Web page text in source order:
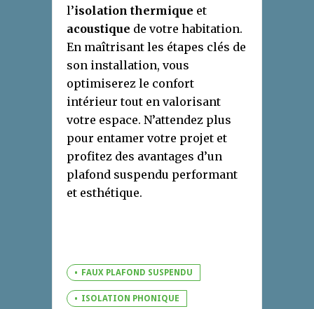
l’isolation thermique et
acoustique de votre habitation.
En maîtrisant les étapes clés de
son installation, vous
optimiserez le confort
intérieur tout en valorisant
votre espace. N’attendez plus
pour entamer votre projet et
profitez des avantages d’un
plafond suspendu performant
et esthétique.
FAUX PLAFOND SUSPENDU
ISOLATION PHONIQUE